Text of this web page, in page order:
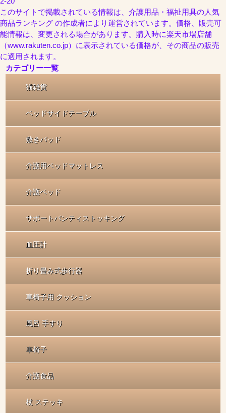
このサイトで掲載されている情報は、介護用品・福祉用具の人気
商品ランキング の作成者により運営されています。価格、販売可
能情報は、変更される場合があります。購入時に楽天市場店舗
（www.rakuten.co.jp）に表示されている価格が、その商品の販売
に適用されます。
カテゴリー一覧
猫雑貨
ベッドサイドテーブル
敷きパッド
介護用ベッドマットレス
介護ベッド
サポートパンティストッキング
血圧計
折り畳み式歩行器
車椅子用 クッション
風呂 手すり
車椅子
介護食品
杖 ステッキ